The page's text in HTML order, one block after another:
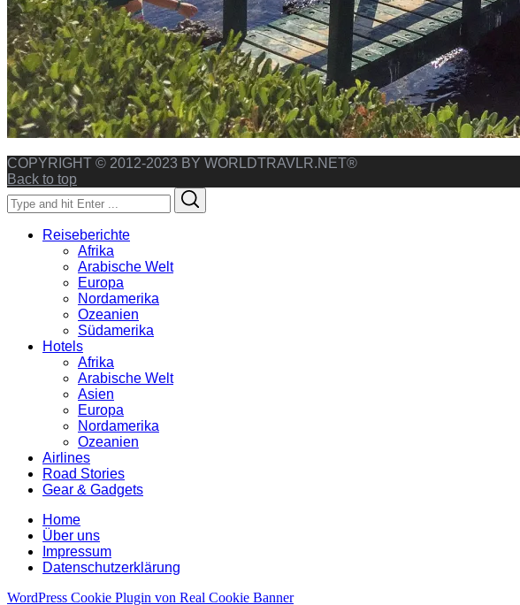
COPYRIGHT © 2012-2023 BY WORLDTRAVLR.NET®
Back to top
Search
for:
Reiseberichte
Afrika
Arabische Welt
Europa
Nordamerika
Ozeanien
Südamerika
Hotels
Afrika
Arabische Welt
Asien
Europa
Nordamerika
Ozeanien
Airlines
Road Stories
Gear & Gadgets
Home
Über uns
Impressum
Datenschutzerklärung
WordPress Cookie Plugin von Real Cookie Banner